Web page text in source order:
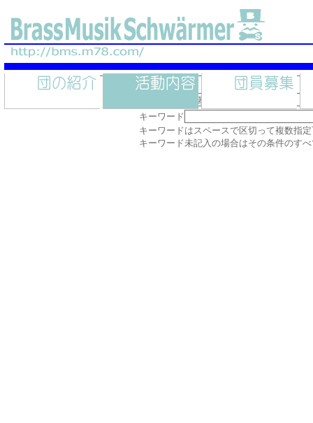
キーワード
キーワードはスペースで区切って複数指
キーワード未記入の場合はその条件のす